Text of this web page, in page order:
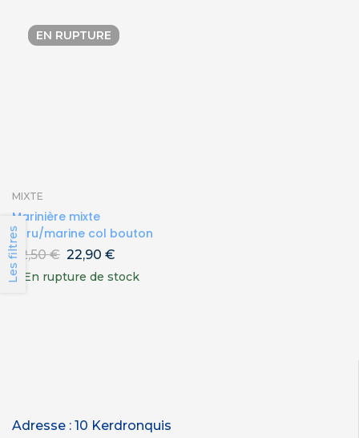
Les filtres
EN RUPTURE
MIXTE
Marinière mixte
écru/marine col bouton
32,50€ 22,90 €
En rupture de stock
Adresse : 10 Kerdronquis